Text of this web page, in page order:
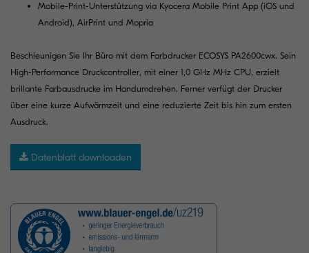
Mobile-Print-Unterstützung via Kyocera Mobile Print App (iOS und
Android), AirPrint und Mopria
Beschleunigen Sie Ihr Büro mit dem Farbdrucker ECOSYS PA2600cwx. Sein
High-Performance Druckcontroller, mit einer 1,0 GHz MHz CPU, erzielt
brillante Farbausdrucke im Handumdrehen. Ferner verfügt der Drucker
über eine kurze Aufwärmzeit und eine reduzierte Zeit bis hin zum ersten
Ausdruck.
Datenblatt downloaden